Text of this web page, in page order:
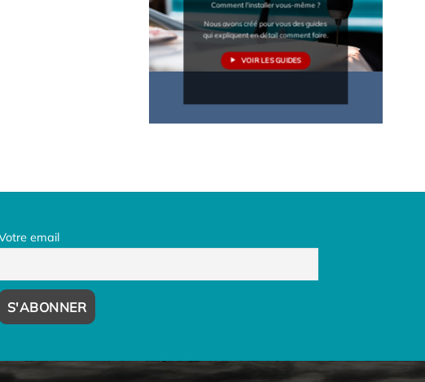
Comment l'installer vous-même ?
Nous avons créé pour vous des guides
qui expliquent en détail comment faire.
VOIR LES GUIDES
email